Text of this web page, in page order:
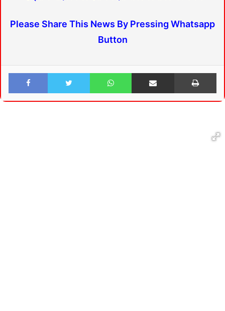
Please Share This News By Pressing Whatsapp
Button
Facebook Twitter WhatsApp Share via Email Print